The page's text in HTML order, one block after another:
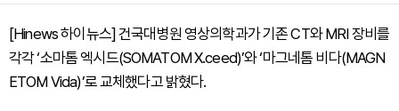
[Hinews 하이뉴스] 건국대병원 영상의학과가 기존 CT와 MRI 장비를
각각 ‘소마톰 엑시드(SOMATOM X.ceed)’와 ‘마그네톰 비다(MAGN
ETOM Vida)’로 교체했다고 밝혔다.